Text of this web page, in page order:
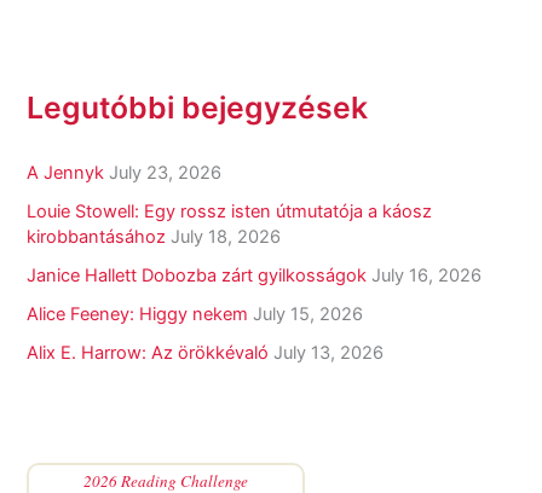
Legutóbbi bejegyzések
A Jennyk July 23, 2026
Louie Stowell: Egy ​rossz isten útmutatója a káosz
kirobbantásához July 18, 2026
Janice Hallett Dobozba zárt gyilkosságok July 16, 2026
Alice Feeney: Higgy nekem July 15, 2026
Alix E. Harrow: Az örökkévaló July 13, 2026
2026 Reading Challenge